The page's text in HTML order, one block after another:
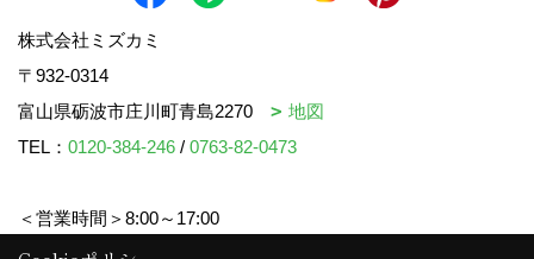
株式会社ミズカミ
〒932-0314
富山県砺波市庄川町青島2270
地図
TEL： 0120-384-246 / 0763-82-0473
＜営業時間＞8:00～17:00
＜定休日＞水曜日・祝日